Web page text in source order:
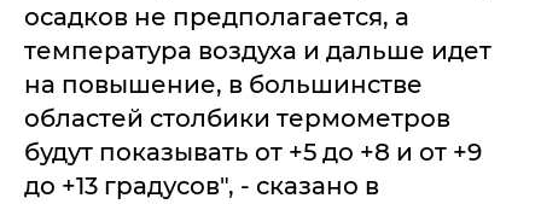
осадков не предполагается, а
температура воздуха и дальше идет
на повышение, в большинстве
областей столбики термометров
будут показывать от +5 до +8 и от +9
до +13 градусов", - сказано в